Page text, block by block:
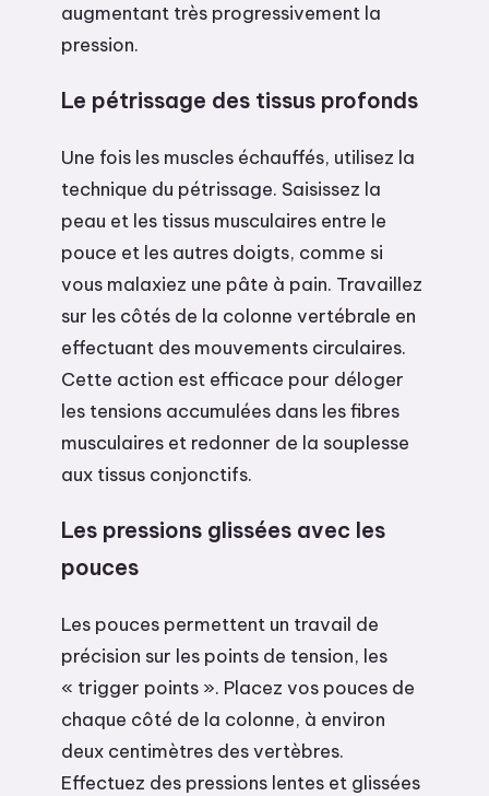
augmentant très progressivement la
pression.
Le pétrissage des tissus profonds
Une fois les muscles échauffés, utilisez la
technique du pétrissage. Saisissez la
peau et les tissus musculaires entre le
pouce et les autres doigts, comme si
vous malaxiez une pâte à pain. Travaillez
sur les côtés de la colonne vertébrale en
effectuant des mouvements circulaires.
Cette action est efficace pour déloger
les tensions accumulées dans les fibres
musculaires et redonner de la souplesse
aux tissus conjonctifs.
Les pressions glissées avec les
pouces
Les pouces permettent un travail de
précision sur les points de tension, les
« trigger points ». Placez vos pouces de
chaque côté de la colonne, à environ
deux centimètres des vertèbres.
Effectuez des pressions lentes et glissées